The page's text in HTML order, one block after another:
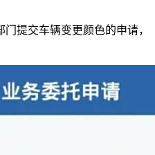
提交车辆变更颜色的申请，